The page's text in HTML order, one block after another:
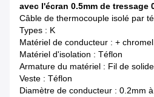
avec l'écran 0.5mm de tressage
Câble de thermocouple isolé par
Types : K
Matériel de conducteur : +
Matériel d'isolation : Téflon
Armature du matériel : Fil de
Veste : Téflon
Diamètre de conducteur : 0.2mm